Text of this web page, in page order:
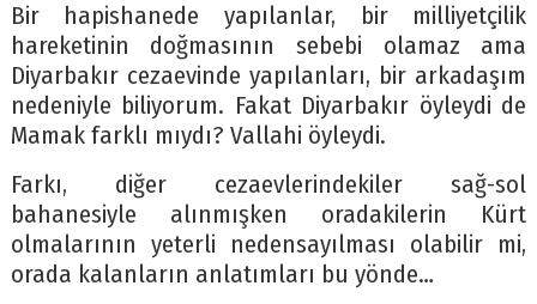
Bir hapishanede yapılanlar, bir milliyetçilik
hareketinin doğmasının sebebi olamaz ama
Diyarbakır cezaevinde yapılanları, bir arkadaşım
nedeniyle biliyorum. Fakat Diyarbakır öyleydi de
Mamak farklı mıydı? Vallahi öyleydi.
Farkı, diğer cezaevlerindekiler sağ-sol
bahanesiyle alınmışken oradakilerin Kürt
olmalarının yeterli nedensayılması olabilir mi,
orada kalanların anlatımları bu yönde…